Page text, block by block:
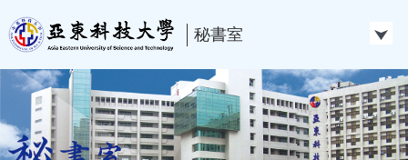
到
主
要
內
區
秘書室